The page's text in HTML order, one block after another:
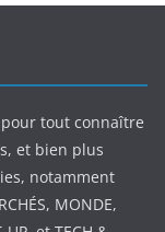
tout connaître
et bien plus
notamment
MONDE,